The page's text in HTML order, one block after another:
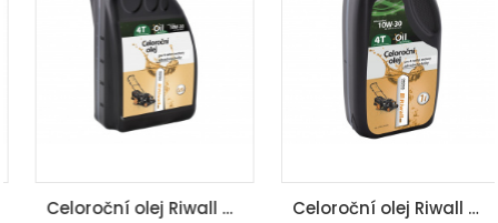
Celoroční olej Riwall pro 4-taktní motory (0.6l, SAE10W-30) Celoroční olej Riwall pro 4-taktní motory (1 l, SAE10W-30)